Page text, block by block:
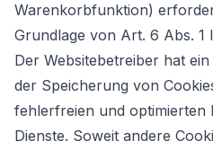
Warenkorbfunktion)
Grundlage von Art. 6 Abs. 1
Der Websitebetreiber hat
der Speicherung von
fehlerfreien und optimierten
Dienste. Soweit andere